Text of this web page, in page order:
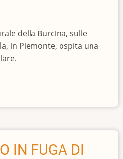
della Burcina, sulle
in Piemonte, ospita una
IN FUGA DI